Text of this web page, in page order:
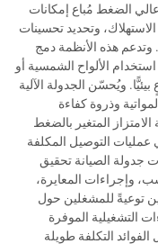
الضغط مُباع إمكانات
وتحديد تحسينات
وتدعم هذه الأنظمة دمج
الألواح الشمسية أو
ويُحسّن الجدولة الآلية
وذروة كفاءة
المتغير بالضغط
عمليات التوصيل المكلفة
جدولة الصيانة تحقيق
وإجراءات المعايرة،
توعيةً للمشغلين حول
التشغيلية الموفرة
التكلفة طويلة